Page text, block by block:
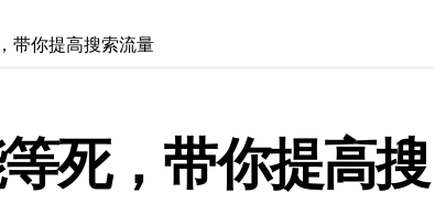
带你提高搜索流量
死，带你提高搜